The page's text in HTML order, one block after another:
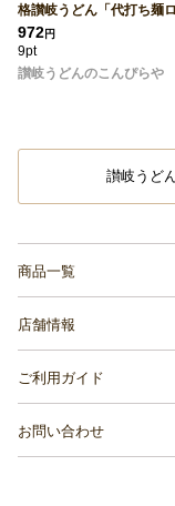
格讃岐うどん「代打ち麺
972円
9pt
讃岐うどんのこんぴらや
讃岐うど
商品一覧
店舗情報
ご利用ガイド
お問い合わせ